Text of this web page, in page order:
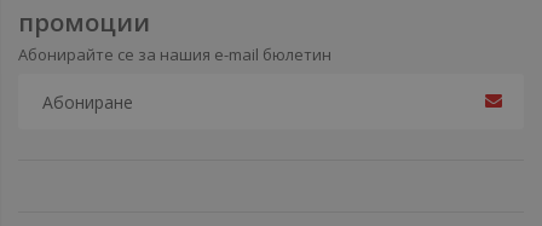
промоции
Абонирайте се за нашия e-mail бюлетин